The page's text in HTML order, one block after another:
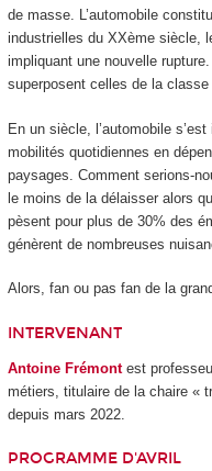
de masse. L’automobile
industrielles du XXème siècle,
impliquant une nouvelle
superposent celles de la classe
En un siècle, l’automobile
mobilités quotidiennes en
paysages. Comment serions-
le moins de la délaisser alors
pèsent pour plus de 30% des
génèrent de nombreuses
Alors, fan ou pas fan de la
INTERVENANT
Antoine Frémontest
métiers, titulaire de la chaire «
depuis mars 2022.
PROGRAMME D'AVRIL